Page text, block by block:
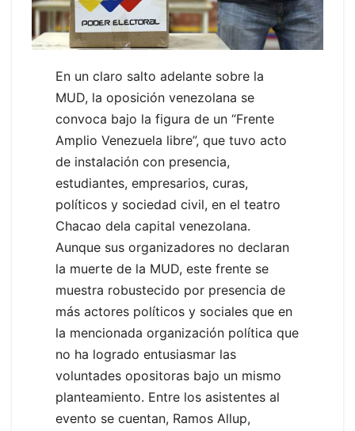
En un claro salto adelante sobre la
MUD, la oposición venezolana se
convoca bajo la figura de un “Frente
Amplio Venezuela libre”, que tuvo acto
de instalación con presencia,
estudiantes, empresarios, curas,
políticos y sociedad civil, en el teatro
Chacao dela capital venezolana.
Aunque sus organizadores no declaran
la muerte de la MUD, este frente se
muestra robustecido por presencia de
más actores políticos y sociales que en
la mencionada organización política que
no ha logrado entusiasmar las
voluntades opositoras bajo un mismo
planteamiento. Entre los asistentes al
evento se cuentan, Ramos Allup,